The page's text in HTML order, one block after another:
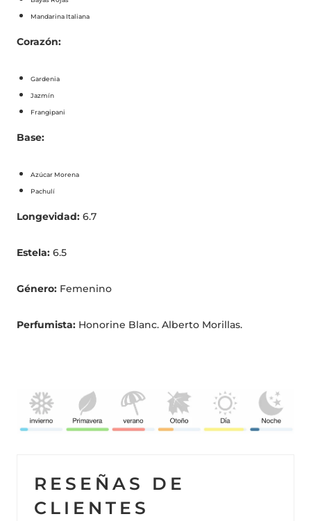
Mandarina Italiana
Corazón:
Gardenia
Jazmín
Frangipani
Base:
Azúcar Morena
Pachulí
Longevidad: 6.7
Estela: 6.5
Género: Femenino
Perfumista: Honorine Blanc. Alberto Morillas.
RESEÑAS DE
CLIENTES